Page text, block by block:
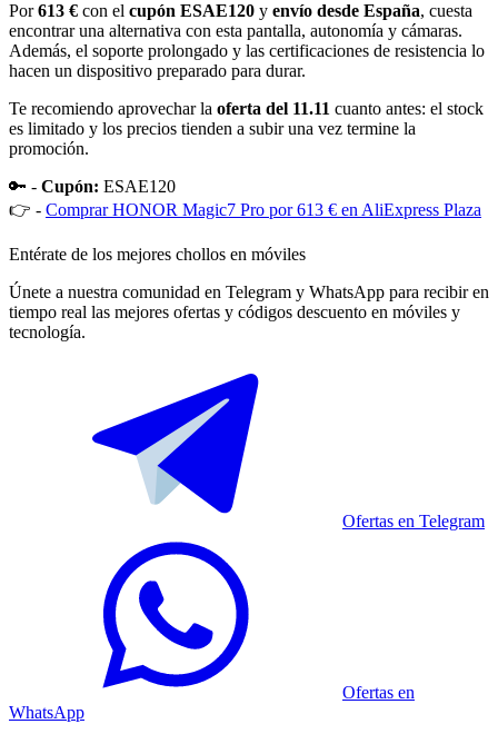
Por613 € con el cupón ESAE120 y envío desde España, cuesta
encontrar una alternativa con esta pantalla, autonomía y cámaras.
Además, el soporte prolongado y las certificaciones de resistencia lo
hacen un dispositivo preparado para durar.
Te recomiendo aprovechar la oferta del 11.11 cuanto antes: el stock
es limitado y los precios tienden a subir una vez termine la
promoción.
🔑 - Cupón: ESAE120
👉 - Comprar HONOR Magic7 Pro por 613 € en AliExpress Plaza
Entérate de los mejores chollos en móviles
Únete a nuestra comunidad en Telegram y WhatsApp para recibir en
tiempo real las mejores ofertas y códigos descuento en móviles y
tecnología.
Ofertas en Telegram
Ofertas en
WhatsApp